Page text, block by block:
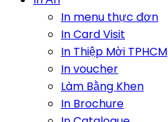
In menu thực đơn
In Card Visit
In Thiệp Mời TPHCM
In voucher
Làm Bằng Khen
In Brochure